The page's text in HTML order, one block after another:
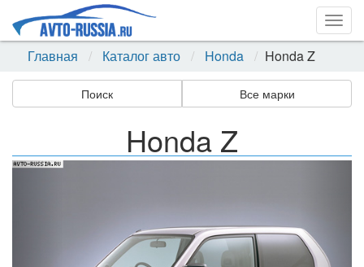
Главная
Каталог авто Honda Honda Z
Поиск Все марки
Honda Z
Назад